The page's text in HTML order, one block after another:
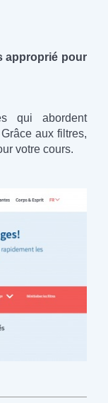
approprié pour
qui abordent
aux filtres,
votre cours.